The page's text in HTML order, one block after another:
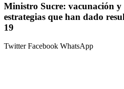
Ministro Sucre: vacunación
estrategias que han dado
19
TwitterFacebook WhatsApp